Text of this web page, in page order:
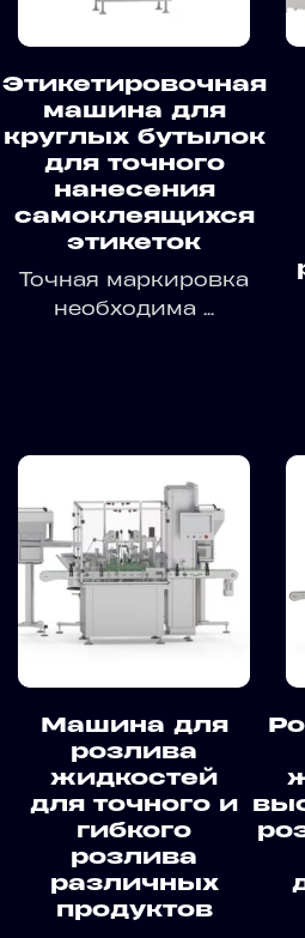
Этикетировочная
машина для
круглых бутылок
для точного
нанесения
самоклеящихся
этикеток
Точная маркировка
необходима ...
Машина для
розлива
жидкостей
для точного и
гибкого
розлива
различных
продуктов